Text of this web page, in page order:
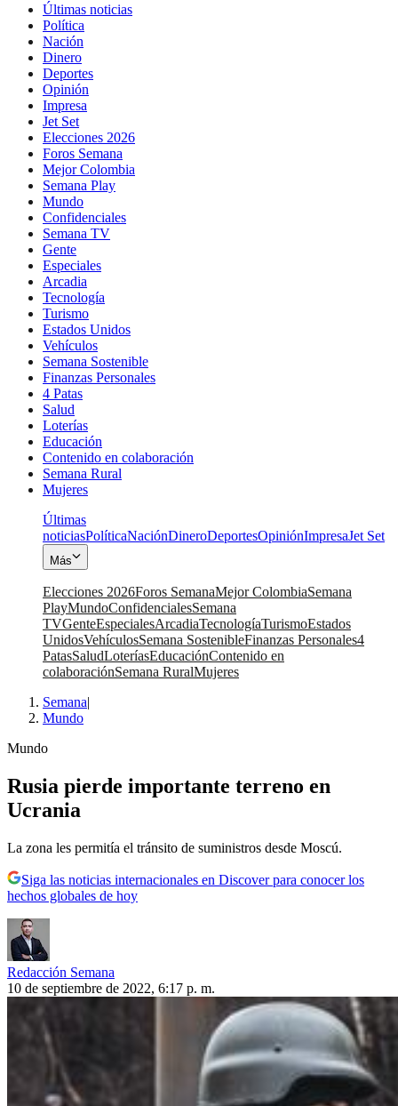
Últimas noticias
Política
Nación
Dinero
Deportes
Opinión
Impresa
Jet Set
Elecciones 2026
Foros Semana
Mejor Colombia
Semana Play
Mundo
Confidenciales
Semana TV
Gente
Especiales
Arcadia
Tecnología
Turismo
Estados Unidos
Vehículos
Semana Sostenible
Finanzas Personales
4 Patas
Salud
Loterías
Educación
Contenido en colaboración
Semana Rural
Mujeres
Últimas
noticiasPolíticaNaciónDineroDeportesOpiniónImpresaJet Set
Más
Elecciones 2026Foros SemanaMejor ColombiaSemana
PlayMundoConfidencialesSemana
TVGenteEspecialesArcadiaTecnologíaTurismoEstados
UnidosVehículosSemana SostenibleFinanzas Personales4
PatasSaludLoteríasEducaciónContenido en
colaboraciónSemana RuralMujeres
Semana|
Mundo
Mundo
Rusia pierde importante terreno en
Ucrania
La zona les permitía el tránsito de suministros desde Moscú.
Siga las noticias internacionales en Discover para conocer los
hechos globales de hoy
Redacción Semana
10 de septiembre de 2022, 6:17 p. m.